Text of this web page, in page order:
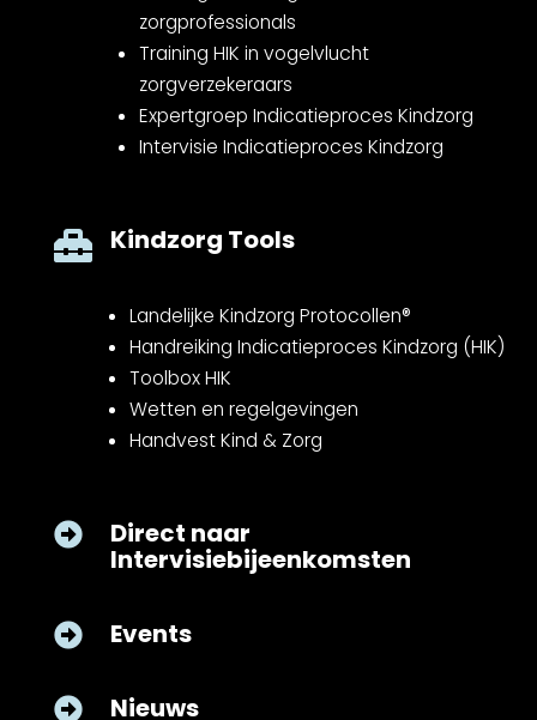
zorgprofessionals
Training HIK in vogelvlucht
zorgverzekeraars
Expertgroep Indicatieproces Kindzorg
Intervisie Indicatieproces Kindzorg
 Kindzorg Tools
Landelijke Kindzorg Protocollen®
Handreiking Indicatieproces Kindzorg (HIK)
Toolbox HIK
Wetten en regelgevingen
Handvest Kind & Zorg
 Direct naar
Intervisiebijeenkomsten
 Events
 Nieuws